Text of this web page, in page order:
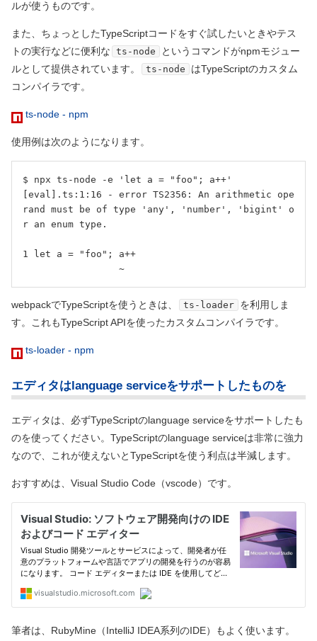
ルが使うものです。
また、ちょっとしたTypeScriptコードをすぐ試したいときやテス
トの実行などに便利な ts-node
というコマンドがnpmモジュー
ルとして提供されています。
ts-node
はTypeScriptのカスタム
コンパイラです。
ts-node - npm
使用例は次のようになります。
$ npx ts-node -e 'let a = "foo"; a++'
[eval].ts:1:16 - error TS2356: An arithmetic ope
rand must be of type 'any', 'number', 'bigint' o
r an enum type.
1 let a = "foo"; a++
                 ~
webpackでTypeScriptを使うときは、 ts-loader を利用しま
す。これもTypeScript APIを使ったカスタムコンパイラです。
ts-loader - npm
エディタはlanguage serviceをサポートしたものを
エディタは、必ずTypeScriptのlanguage serviceをサポートしたも
のを使ってください。TypeScriptのlanguage serviceは非常に強力
なので、これが使えないとTypeScriptを使う利点は半減します。
おすすめは、Visual Studio Code （vscode） です。
筆者は、RubyMine （IntelliJ IDEA系列のIDE） もよく使います。